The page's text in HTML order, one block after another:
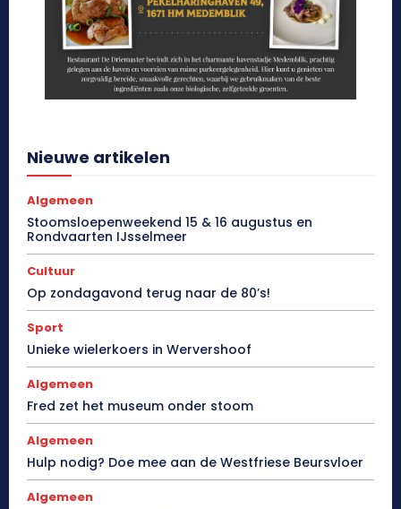
Nieuwe artikelen
Algemeen
Stoomsloepenweekend 15 & 16 augustus en
Rondvaarten IJsselmeer
Cultuur
Op zondagavond terug naar de 80’s!
Sport
Unieke wielerkoers in Wervershoof
Algemeen
Fred zet het museum onder stoom
Algemeen
Hulp nodig? Doe mee aan de Westfriese Beursvloer
Algemeen